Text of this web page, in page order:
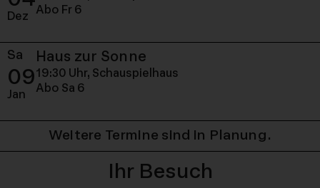
Dez Abo Fr 6
Sa
09
Jan
Haus zur Sonne
19:30 Uhr, Schauspielhaus
Abo Sa 6
Weitere Termine sind in Planung.
Ihr Besuch